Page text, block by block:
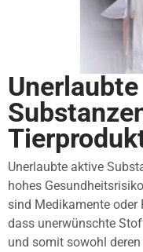
Unerlaubte aktive
hohes
sind Medikamente
dass unerwünschte
und somit sowohl